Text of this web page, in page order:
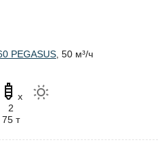
PEGASUS , 50 м³/ч
x
2
75 т